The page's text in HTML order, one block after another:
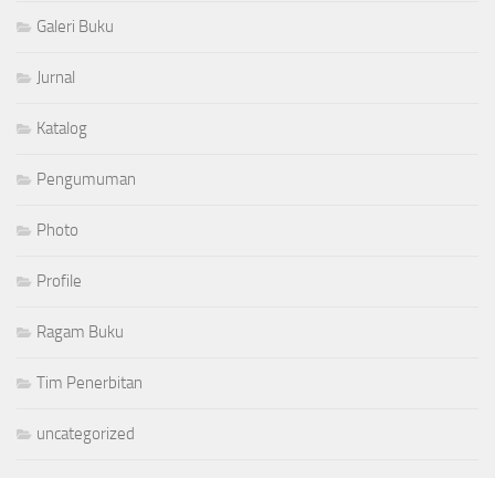
Galeri Buku
Jurnal
Katalog
Pengumuman
Photo
Profile
Ragam Buku
Tim Penerbitan
uncategorized